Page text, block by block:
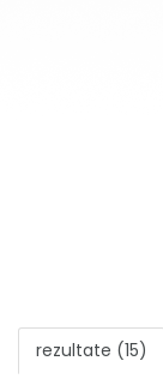
rezultate (15)